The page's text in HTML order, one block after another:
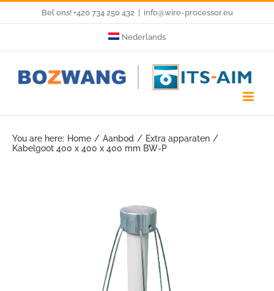
content
Bel ons! +420 734 250 432 info@wire-processor.eu
Nederlands
You are here: Home Aanbod
Extra apparaten
Kabelgoot 400 x 400 x 400 mm BW-P